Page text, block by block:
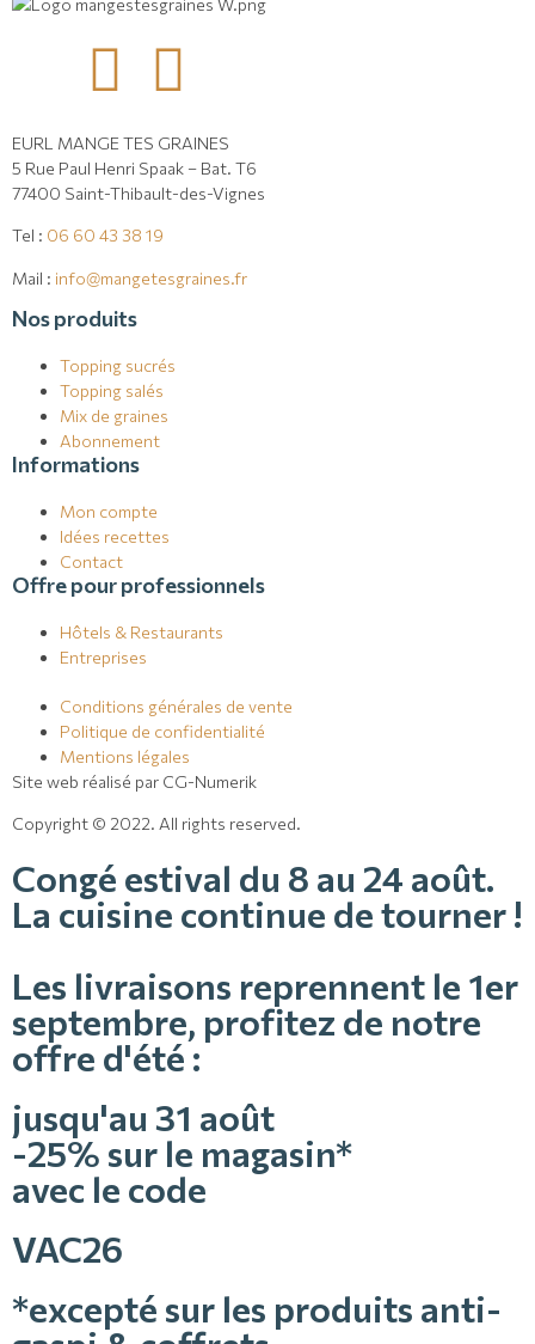
EURL MANGE TES GRAINES
5 Rue Paul Henri Spaak – Bat. T6
77400 Saint-Thibault-des-Vignes
Tel : 06 60 43 38 19
Mail : info@mangetesgraines.fr
Nos produits
Topping sucrés
Topping salés
Mix de graines
Abonnement
Informations
Mon compte
Idées recettes
Contact
Offre pour professionnels
Hôtels & Restaurants
Entreprises
Conditions générales de vente
Politique de confidentialité
Mentions légales
Site web réalisé par CG-Numerik
Copyright © 2022. All rights reserved.
Congé estival du 8 au 24 août.
La cuisine continue de tourner !
Les livraisons reprennent le 1er
septembre, profitez de notre
offre d'été :
jusqu'au 31 août
-25% sur le magasin*
avec le code
VAC26
*excepté sur les produits anti-